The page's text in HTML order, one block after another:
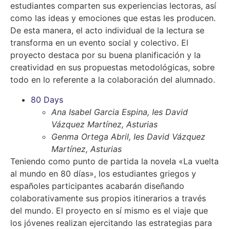
estudiantes comparten sus experiencias lectoras, así
como las ideas y emociones que estas les producen.
De esta manera, el acto individual de la lectura se
transforma en un evento social y colectivo. El
proyecto destaca por su buena planificación y la
creatividad en sus propuestas metodológicas, sobre
todo en lo referente a la colaboración del alumnado.
80 Days
Ana Isabel Garcia Espina, Ies David
Vázquez Martínez, Asturias
Genma Ortega Abril, Ies David Vázquez
Martínez, Asturias
Teniendo como punto de partida la novela «La vuelta
al mundo en 80 días», los estudiantes griegos y
españoles participantes acabarán diseñando
colaborativamente sus propios itinerarios a través
del mundo. El proyecto en sí mismo es el viaje que
los jóvenes realizan ejercitando las estrategias para